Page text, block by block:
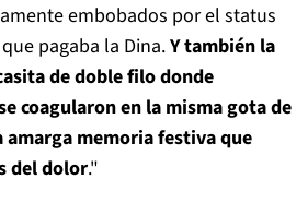
embobados por el status
pagaba la Dina.Y también la
de doble filo donde
coagularon en la misma gota de
memoria festiva que
del dolor."